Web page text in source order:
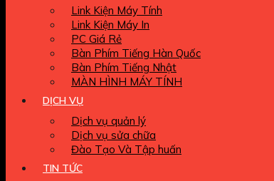
Link Kiện Máy Tính
Link Kiện Máy In
PC Giá Rẻ
Bàn Phím Tiếng Hàn Quốc
Bàn Phím Tiếng Nhật
MÀN HÌNH MÁY TÍNH
DỊCH VỤ
Dịch vụ quản lý
Dịch vụ sửa chữa
Đào Tạo Và Tập huấn
TIN TỨC